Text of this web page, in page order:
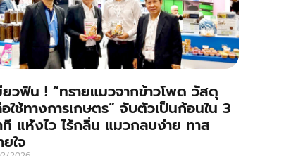
ยวฟิน ! “ทรายแมวจากข้าวโพด วัสดุ
อใช้ทางการเกษตร” จับตัวเป็นก้อนใน 3
ที แห้งไว ไร้กลิ่น แมวกลบง่าย ทาส
ใจ